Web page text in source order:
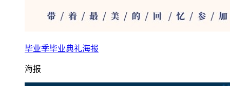
毕业季毕业典礼海报
海报